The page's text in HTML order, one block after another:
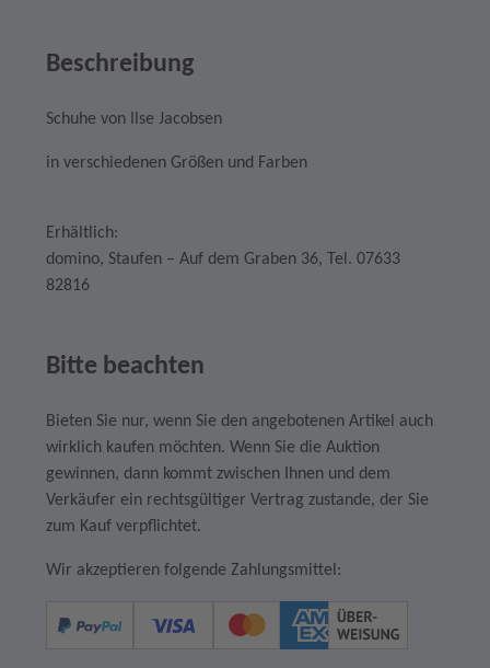
Beschreibung
Schuhe von Ilse Jacobsen
in verschiedenen Größen und Farben
Erhältlich:
domino, Staufen – Auf dem Graben 36, Tel. 07633
82816
Bitte beachten
Bieten Sie nur, wenn Sie den angebotenen Artikel auch
wirklich kaufen möchten. Wenn Sie die Auktion
gewinnen, dann kommt zwischen Ihnen und dem
Verkäufer ein rechtsgültiger Vertrag zustande, der Sie
zum Kauf verpflichtet.
Wir akzeptieren folgende Zahlungsmittel: